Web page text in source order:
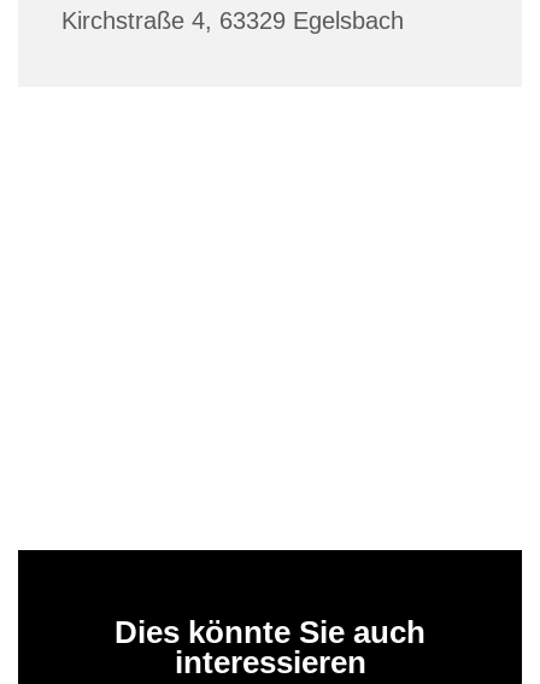
Kirchstraße 4, 63329 Egelsbach
Dies könnte Sie auch
interessieren